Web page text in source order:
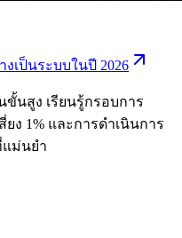
เป็นระบบในปี 2026
ขั้นสูง เรียนรู้กรอบการ
ง 1% และการดำเนินการ
แม่นยำ